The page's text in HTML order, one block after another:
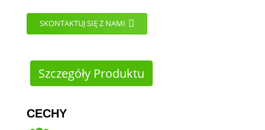
SKONTAKTUJ SIĘ Z NAMI
Szczegóły Produktu
CECHY